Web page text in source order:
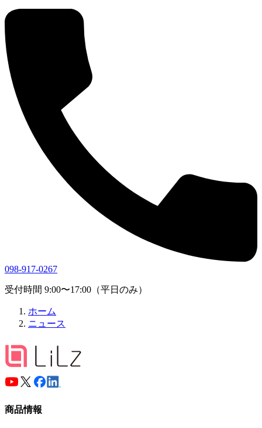
098-917-0267
受付時間 9:00〜17:00（平日のみ）
ホーム
ニュース
商品情報